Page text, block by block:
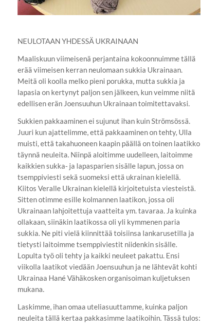
NEULOTAAN YHDESSÄ UKRAINAAN
Maaliskuun viimeisenä perjantaina kokoonnuimme tällä
erää viimeisen kerran neulomaan sukkia Ukrainaan.
Meitä oli koolla melko pieni porukka, mutta sukkia ja
lapasia on kertynyt paljon sen jälkeen, kun veimme niitä
edellisen erän Joensuuhun Ukrainaan toimitettavaksi.
Sukkien pakkaaminen ei sujunut ihan kuin Strömsössä.
Juuri kun ajattelimme, että pakkaaminen on tehty, Ulla
muisti, että takahuoneen kaapin päällä on toinen laatikko
täynnä neuleita. Niinpä aloitimme uudelleen, laitoimme
kaikkien sukka- ja lapasparien sisälle lapun, jossa on
tsemppiviesti sekä suomeksi että ukrainan kielellä.
Kiitos Veralle Ukrainan kielellä kirjoitetuista viesteistä.
Sitten otimme esille kolmannen laatikon, jossa oli
Ukrainaan lahjoitettuja vaatteita ym. tavaraa. Ja kuinka
ollakaan, siinäkin laatikossa oli yli kymmenen paria
sukkia. Ne piti vielä kiinnittää toisiinsa lankarusetilla ja
tietysti laitoimme tsemppiviestit niidenkin sisälle.
Lopulta työ oli tehty ja kaikki neuleet pakattu. Ensi
viikolla laatikot viedään Joensuuhun ja ne lähtevät kohti
Ukrainaa Hané Vähäkosken organisoiman kuljetuksen
mukana.
Laskimme, ihan omaa uteliasuuttamme, kuinka paljon
neuleita tällä kertaa pakkasimme laatikoihin. Tässä tulos: